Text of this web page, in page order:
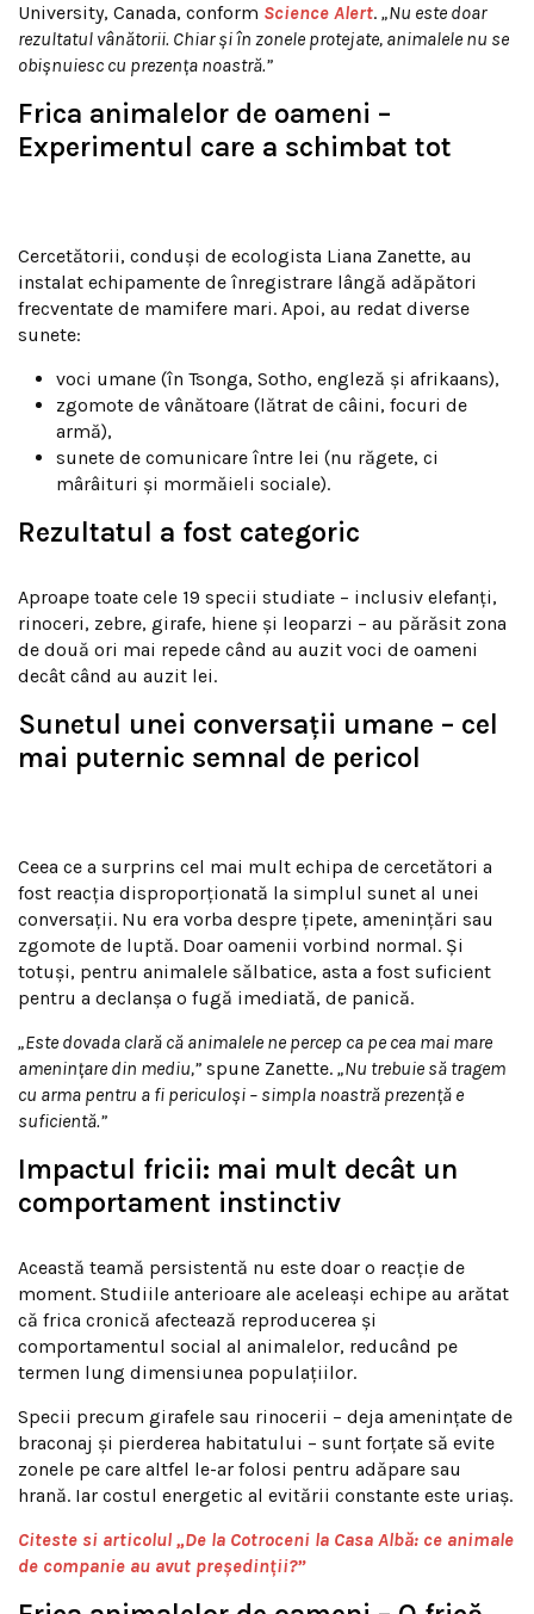
University, Canada, conform Science Alert. „Nu este doar
rezultatul vânătorii. Chiar și în zonele protejate, animalele nu se
obișnuiesc cu prezența noastră.”
Frica animalelor de oameni –
Experimentul care a schimbat tot
Cercetătorii, conduși de ecologista Liana Zanette, au
instalat echipamente de înregistrare lângă adăpători
frecventate de mamifere mari. Apoi, au redat diverse
sunete:
voci umane (în Tsonga, Sotho, engleză și afrikaans),
zgomote de vânătoare (lătrat de câini, focuri de
armă),
sunete de comunicare între lei (nu răgete, ci
mârâituri și mormăieli sociale).
Rezultatul a fost categoric
Aproape toate cele 19 specii studiate – inclusiv elefanți,
rinoceri, zebre, girafe, hiene și leoparzi – au părăsit zona
de două ori mai repede când au auzit voci de oameni
decât când au auzit lei.
Sunetul unei conversații umane – cel
mai puternic semnal de pericol
Ceea ce a surprins cel mai mult echipa de cercetători a
fost reacția disproporționată la simplul sunet al unei
conversații. Nu era vorba despre țipete, amenințări sau
zgomote de luptă. Doar oamenii vorbind normal. Și
totuși, pentru animalele sălbatice, asta a fost suficient
pentru a declanșa o fugă imediată, de panică.
„Este dovada clară că animalele ne percep ca pe cea mai mare
amenințare din mediu,” spune Zanette. „Nu trebuie să tragem
cu arma pentru a fi periculoși – simpla noastră prezență e
suficientă.”
Impactul fricii: mai mult decât un
comportament instinctiv
Această teamă persistentă nu este doar o reacție de
moment. Studiile anterioare ale aceleași echipe au arătat
că frica cronică afectează reproducerea și
comportamentul social al animalelor, reducând pe
termen lung dimensiunea populațiilor.
Specii precum girafele sau rinocerii – deja amenințate de
braconaj și pierderea habitatului – sunt forțate să evite
zonele pe care altfel le-ar folosi pentru adăpare sau
hrană. Iar costul energetic al evitării constante este uriaș.
Citeste si articolul „De la Cotroceni la Casa Albă: ce animale
de companie au avut președinții?”